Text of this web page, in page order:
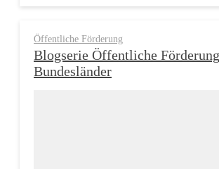
Öffentliche Förderung
Blogserie Öffentliche
Bundesländer